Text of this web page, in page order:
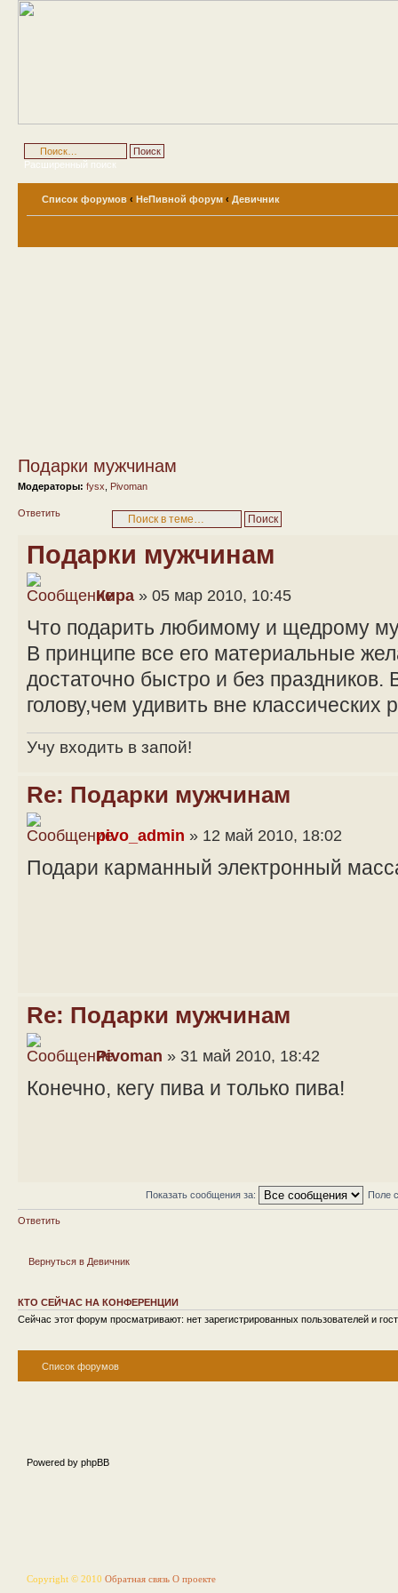
Расширенный поиск
Список форумов ‹ НеПивной форум ‹ Девичник
Подарки мужчинам
Модераторы: fysx Pivoman
Ответить
Подарки мужчинам
Кира » 05 мар 2010, 10:45
Что подарить любимому и щедрому
В принципе все его материальные
достаточно быстро и без праздников.
голову,чем удивить вне классических
Учу входить в запой!
Re: Подарки мужчинам
pivo_admin » 12 май 2010, 18:02
Подари карманный электронный
Re: Подарки мужчинам
Pivoman » 31 май 2010, 18:42
Конечно, кегу пива и только пива!
Показать сообщения за: Поле
Ответить
Вернуться в Девичник
КТО СЕЙЧАС НА КОНФЕРЕНЦИИ
Сейчас этот форум просматривают: нет зарегистрированных пользователей и
Список форумов
Powered by phpBB
Copyright © 2010 Обратная связь О проекте